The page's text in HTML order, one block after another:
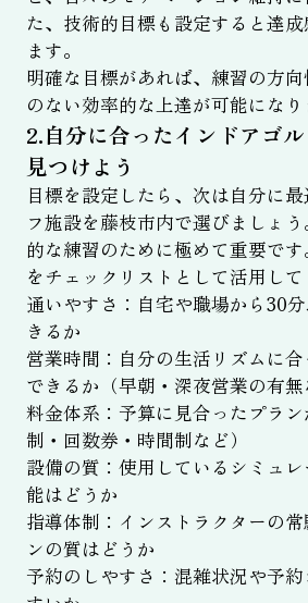
た、技術的目標も設定すると達
ます。
明確な目標があれば、練習の方
のない効率的な上達が可能になり
2.自分に合ったインドアゴ
見つけよう
目標を設定したら、次は自分に
フ施設を藤枝市内で選びましょ
的な練習のために極めて重要で
をチェックリストとして活用して
通いやすさ：自宅や職場から30
きるか
営業時間：自分の生活リズムに
できるか（早朝・深夜営業の有無
料金体系：予算に見合ったプラ
制・回数券・時間制など）
設備の質：使用しているシミュ
能はどうか
指導体制：インストラクターの
ンの質はどうか
予約のしやすさ：混雑状況や予